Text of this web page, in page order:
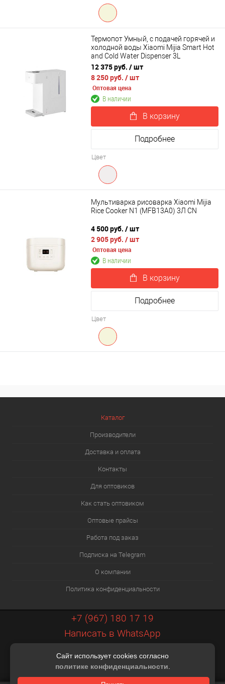
Сайт использует cookies согласно
политике конфиденциальности
Термопот Умный, с подачей горячей и
холодной воды Xiaomi Mijia Smart Hot
and Cold Water Dispenser 3L
(MJMY23YM)
12 375 руб. / шт
8 250 руб. / шт
Оптовая цена
В наличии
В корзину
Подробнее
Цвет
Мультиварка рисоварка Xiaomi Mijia
Rice Cooker N1 (MFB13A0) 3Л CN
4 500 руб. / шт
2 905 руб. / шт
Оптовая цена
В наличии
В корзину
Подробнее
Цвет
Каталог
Производители
Доставка и оплата
Контакты
Для оптовиков
Как стать оптовиком
Оптовые прайсы
Работа под заказ
Подписка на Telegram
О компании
Политика конфиденциальности
+7 (967) 180 17 19
Написать в WhatsApp
Контакты
Разработка шаблона Digital Web